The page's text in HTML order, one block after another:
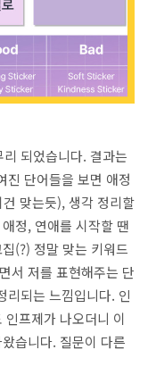
되었습니다. 결과는
진 단어들을 보면 애정
맞는듯), 생각 정리할
정, 연애를 시작할 땐
(?) 정말 맞는 키워드
서 저를 표현해주는 단
리되는 느낌입니다. 인
프제가 나오더니 이
습니다. 질문이 다른